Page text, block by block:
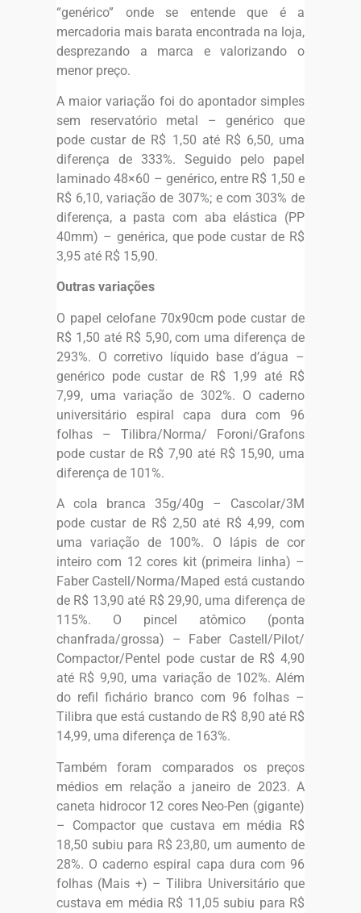
“genérico” onde se entende que é a
mercadoria mais barata encontrada na loja,
desprezando a marca e valorizando o
menor preço.
A maior variação foi do apontador simples
sem reservatório metal – genérico que
pode custar de R$ 1,50 até R$ 6,50, uma
diferença de 333%. Seguido pelo papel
laminado 48×60 – genérico, entre R$ 1,50 e
R$ 6,10, variação de 307%; e com 303% de
diferença, a pasta com aba elástica (PP
40mm) – genérica, que pode custar de R$
3,95 até R$ 15,90.
Outras variações
O papel celofane 70x90cm pode custar de
R$ 1,50 até R$ 5,90, com uma diferença de
293%. O corretivo líquido base d’água –
genérico pode custar de R$ 1,99 até R$
7,99, uma variação de 302%. O caderno
universitário espiral capa dura com 96
folhas – Tilibra/Norma/ Foroni/Grafons
pode custar de R$ 7,90 até R$ 15,90, uma
diferença de 101%.
A cola branca 35g/40g – Cascolar/3M
pode custar de R$ 2,50 até R$ 4,99, com
uma variação de 100%. O lápis de cor
inteiro com 12 cores kit (primeira linha) –
Faber Castell/Norma/Maped está custando
de R$ 13,90 até R$ 29,90, uma diferença de
115%. O pincel atômico (ponta
chanfrada/grossa) – Faber Castell/Pilot/
Compactor/Pentel pode custar de R$ 4,90
até R$ 9,90, uma variação de 102%. Além
do refil fichário branco com 96 folhas –
Tilibra que está custando de R$ 8,90 até R$
14,99, uma diferença de 163%.
Também foram comparados os preços
médios em relação a janeiro de 2023. A
caneta hidrocor 12 cores Neo-Pen (gigante)
– Compactor que custava em média R$
18,50 subiu para R$ 23,80, um aumento de
28%. O caderno espiral capa dura com 96
folhas (Mais +) – Tilibra Universitário que
custava em média R$ 11,05 subiu para R$